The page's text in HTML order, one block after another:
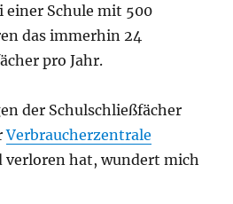
einer Schule mit 500
das immerhin 24
pro Jahr.
der Schulschließfächer
Verbraucherzentrale
verloren hat, wundert mich